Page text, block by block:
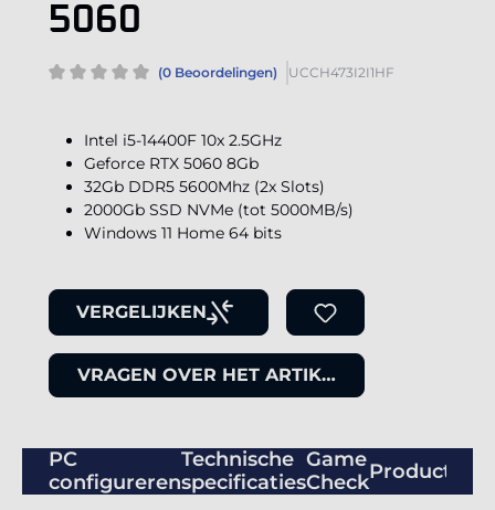
5060
(0 Beoordelingen) UCCH473I2I1HF
Intel i5-14400F 10x 2.5GHz
Geforce RTX 5060 8Gb
32Gb DDR5 5600Mhz (2x Slots)
2000Gb SSD NVMe (tot 5000MB/s)
Windows 11 Home 64 bits
VERGELIJKEN
VRAGEN OVER HET ARTIKEL
PC
configureren
Technische
specificaties
Game
Check